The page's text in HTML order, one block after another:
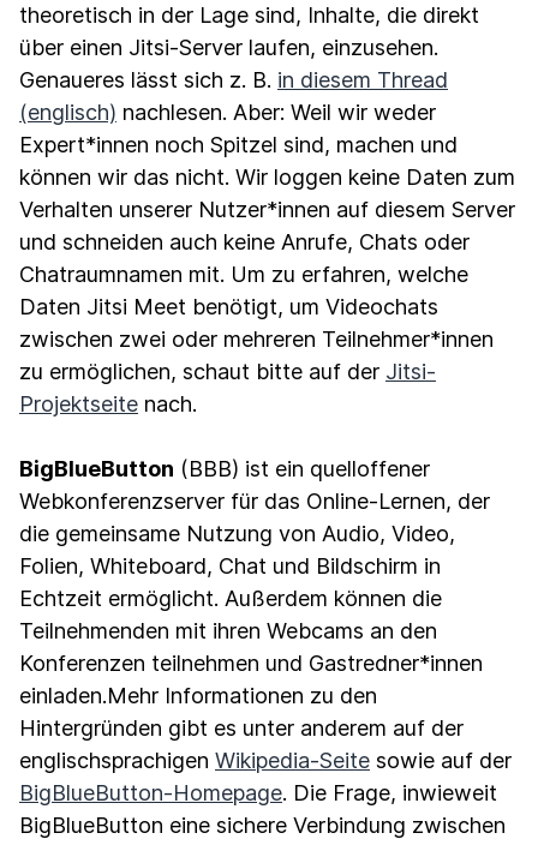
theoretisch in der Lage sind, Inhalte, die direkt
über einen Jitsi-Server laufen, einzusehen.
Genaueres lässt sich z. B. in diesem Thread
(englisch) nachlesen. Aber: Weil wir weder
Expert*innen noch Spitzel sind, machen und
können wir das nicht. Wir loggen keine Daten zum
Verhalten unserer Nutzer*innen auf diesem Server
und schneiden auch keine Anrufe, Chats oder
Chatraumnamen mit. Um zu erfahren, welche
Daten Jitsi Meet benötigt, um Videochats
zwischen zwei oder mehreren Teilnehmer*innen
zu ermöglichen, schaut bitte auf der Jitsi-
Projektseite nach.
BigBlueButton (BBB) ist ein quelloffener
Webkonferenzserver für das Online-Lernen, der
die gemeinsame Nutzung von Audio, Video,
Folien, Whiteboard, Chat und Bildschirm in
Echtzeit ermöglicht. Außerdem können die
Teilnehmenden mit ihren Webcams an den
Konferenzen teilnehmen und Gastredner*innen
einladen.Mehr Informationen zu den
Hintergründen gibt es unter anderem auf der
englischsprachigen Wikipedia-Seite sowie auf der
BigBlueButton-Homepage. Die Frage, inwieweit
BigBlueButton eine sichere Verbindung zwischen